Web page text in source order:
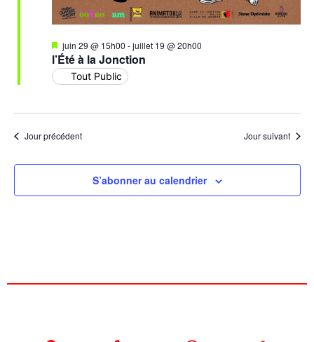
l’Été à la Jonction
Mis
en
avant
juin 29 @ 15h00 -juillet 19 @ 20h00
Tout Public
Jour précédent Jour suivant
S’abonner au calendrier